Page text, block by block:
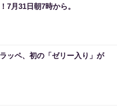
7月31日朝7時から。
ッペ、初の「ゼリー入り」が